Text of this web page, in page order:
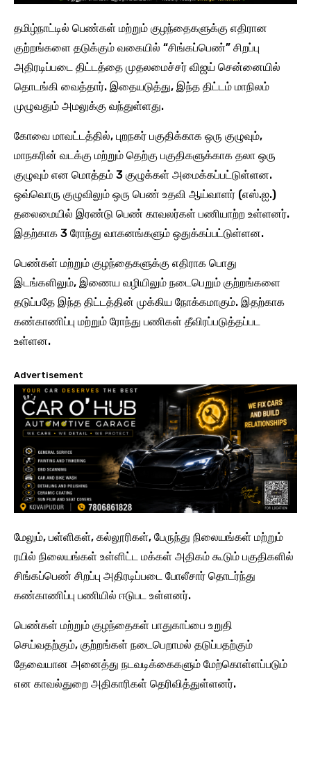
தமிழ்நாட்டில் பெண்கள் மற்றும் குழந்தைகளுக்கு எதிரான
குற்றங்களை தடுக்கும் வகையில் “சிங்கப்பெண்” சிறப்பு
அதிரடிப்படை திட்டத்தை முதலமைச்சர் விஜய் சென்னையில்
தொடங்கி வைத்தார். இதையடுத்து, இந்த திட்டம் மாநிலம்
முழுவதும் அமலுக்கு வந்துள்ளது.
கோவை மாவட்டத்தில், புறநகர் பகுதிக்காக ஒரு குழுவும்,
மாநகரின் வடக்கு மற்றும் தெற்கு பகுதிகளுக்காக தலா ஒரு
குழுவும் என மொத்தம் 3 குழுக்கள் அமைக்கப்பட்டுள்ளன.
ஒவ்வொரு குழுவிலும் ஒரு பெண் உதவி ஆய்வாளர் (எஸ்.ஐ.)
தலைமையில் இரண்டு பெண் காவலர்கள் பணியாற்ற உள்ளனர்.
இதற்காக 3 ரோந்து வாகனங்களும் ஒதுக்கப்பட்டுள்ளன.
பெண்கள் மற்றும் குழந்தைகளுக்கு எதிராக பொது
இடங்களிலும், இணைய வழியிலும் நடைபெறும் குற்றங்களை
தடுப்பதே இந்த திட்டத்தின் முக்கிய நோக்கமாகும். இதற்காக
கண்காணிப்பு மற்றும் ரோந்து பணிகள் தீவிரப்படுத்தப்பட
உள்ளன.
Advertisement
மேலும், பள்ளிகள், கல்லூரிகள், பேருந்து நிலையங்கள் மற்றும்
ரயில் நிலையங்கள் உள்ளிட்ட மக்கள் அதிகம் கூடும் பகுதிகளில்
சிங்கப்பெண் சிறப்பு அதிரடிப்படை போலீசார் தொடர்ந்து
கண்காணிப்பு பணியில் ஈடுபட உள்ளனர்.
பெண்கள் மற்றும் குழந்தைகள் பாதுகாப்பை உறுதி
செய்வதற்கும், குற்றங்கள் நடைபெறாமல் தடுப்பதற்கும்
தேவையான அனைத்து நடவடிக்கைகளும் மேற்கொள்ளப்படும்
என காவல்துறை அதிகாரிகள் தெரிவித்துள்ளனர்.